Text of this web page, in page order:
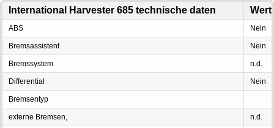
International Harvester 685 technische daten Wert
ABS Nein
Bremsassistent Nein
Bremssystem n.d.
Differential Nein
Bremsentyp
externe Bremsen, n.d.